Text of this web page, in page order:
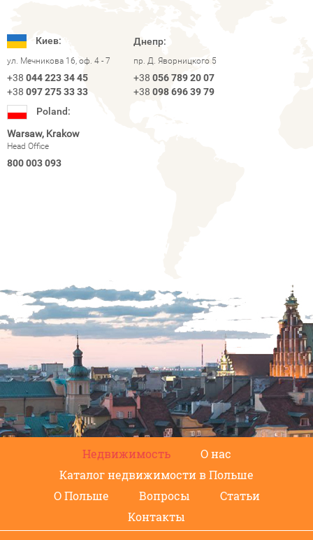
Киев:
ул. Мечникова 16, оф. 4 - 7
+38 044 223 34 45
+38 097 275 33 33
Днепр:
пр. Д. Яворницкого 5
+38 056 789 20 07
+38 098 696 39 79
Poland:
Warsaw, Krakow
Head Office
800 003 093
Недвижимость
О нас
Каталог недвижимости в Польше
О Польше
Вопросы
Статьи
Контакты